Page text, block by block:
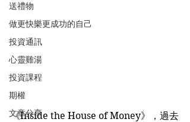
送禮物
做更快樂更成功的自己
投資通訊
心靈雞湯
投資課程
期權
文章分享
《Inside the House of Money》，過去